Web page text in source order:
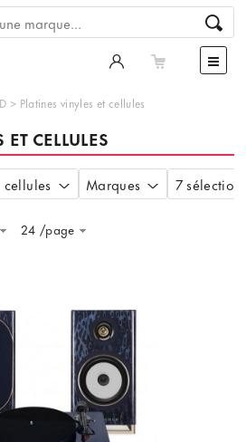
> Platines vinyles et cellules
CELLULES
Marques 7
24 /page